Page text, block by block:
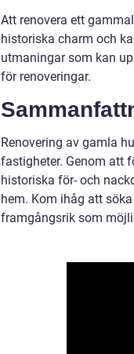
Att renovera ett
historiska charm och
utmaningar som kan
för renoveringar.
Renovering av gamla
fastigheter. Genom att
historiska för- och
hem. Kom ihåg att
framgångsrik som